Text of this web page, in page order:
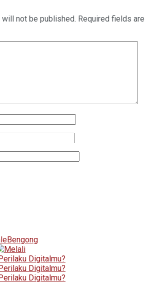
not be published. Required fields are